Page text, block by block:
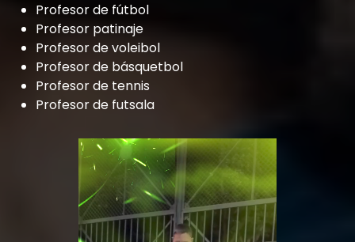
Profesor de fútbol
Profesor patinaje
Profesor de voleibol
Profesor de básquetbol
Profesor de tennis
Profesor de futsala